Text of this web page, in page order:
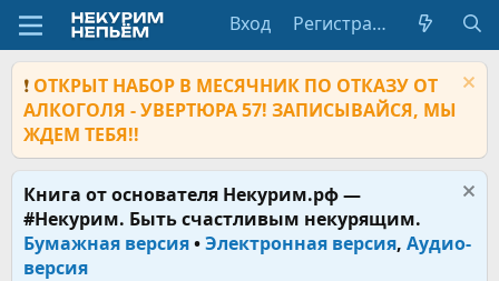
Вход Регистрация
❗ ОТКРЫТ НАБОР В МЕСЯЧНИК ПО ОТКАЗУ ОТ
АЛКОГОЛЯ - УВЕРТЮРА 57! ЗАПИСЫВАЙСЯ, МЫ
ЖДЕМ ТЕБЯ!!
Книга от основателя Некурим.рф —
#Некурим. Быть счастливым некурящим.
Бумажная версия•Электронная версия, Аудио-
версия